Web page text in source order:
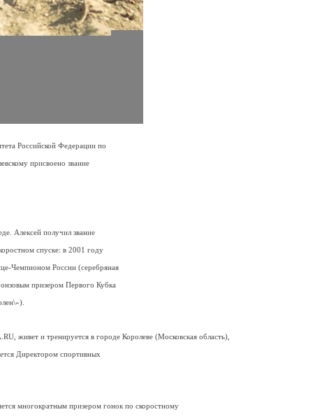
Российской Федерации по
присвоено звание
Алексей получил звание
спуске: в 2001 году
Чемпионом России (серебряная
призером Первого Кубка
живет и тренируется в городе Королеве (Московская область),
Директором спортивных
многократным призером гонок по скоростному